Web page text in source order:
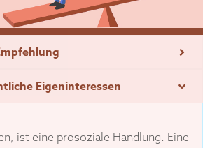
Eigeninteressen
ist eine prosoziale Handlung. Eine